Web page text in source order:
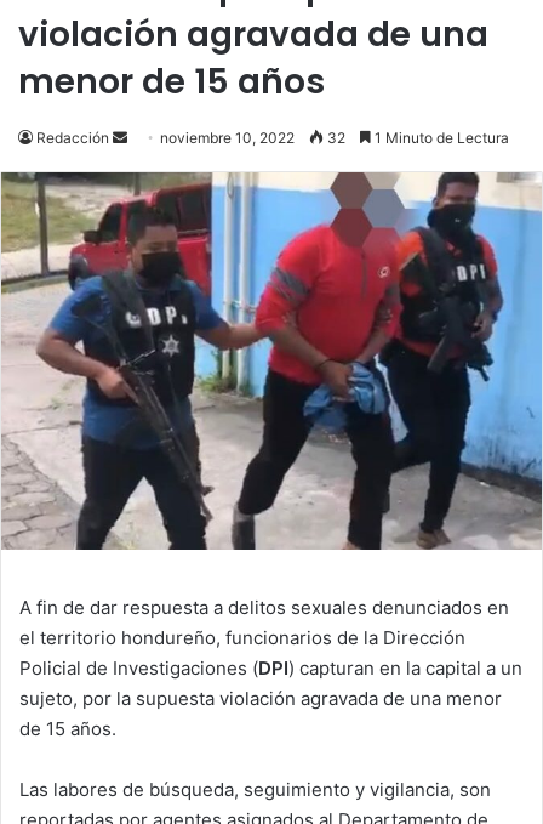
violación agravada de una
menor de 15 años
Redacción
Send
email
noviembre 10, 2022 32 1 Minuto de Lectura
A fin de dar respuesta a delitos sexuales denunciados en
el territorio hondureño, funcionarios de la Dirección
Policial de Investigaciones (DPI) capturan en la capital a un
sujeto, por la supuesta violación agravada de una menor
de 15 años.
Las labores de búsqueda, seguimiento y vigilancia, son